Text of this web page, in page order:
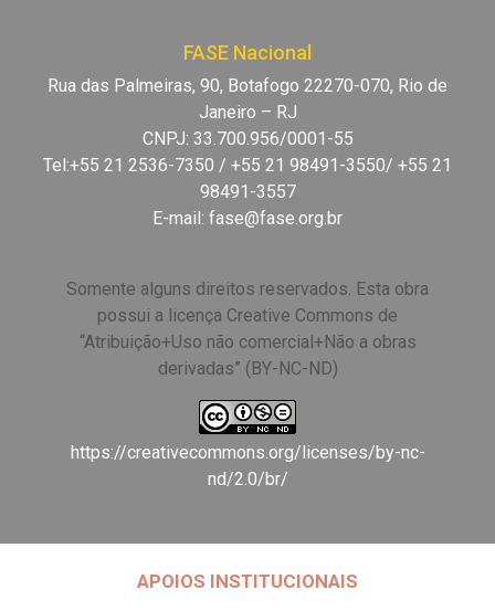
FASE Nacional
Rua das Palmeiras, 90, Botafogo 22270-070, Rio de
Janeiro – RJ
CNPJ: 33.700.956/0001-55
Tel:+55 21 2536-7350 / +55 21 98491-3550/ +55 21
98491-3557
E-mail: fase@fase.org.br
Somente alguns direitos reservados. Esta obra
possui a licença Creative Commons de
“Atribuição+Uso não comercial+Não a obras
derivadas” (BY-NC-ND)
https://creativecommons.org/licenses/by-nc-
nd/2.0/br/
APOIOS INSTITUCIONAIS